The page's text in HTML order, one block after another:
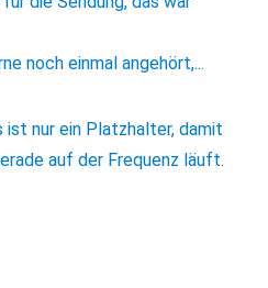
noch einmal angehört,...
ist nur ein Platzhalter, damit
auf der Frequenz läuft.